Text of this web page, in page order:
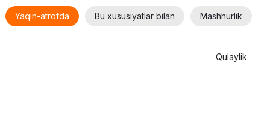
Yaqin-atrofda Bu xususiyatlar bilan Mashhurlik
Qulaylik